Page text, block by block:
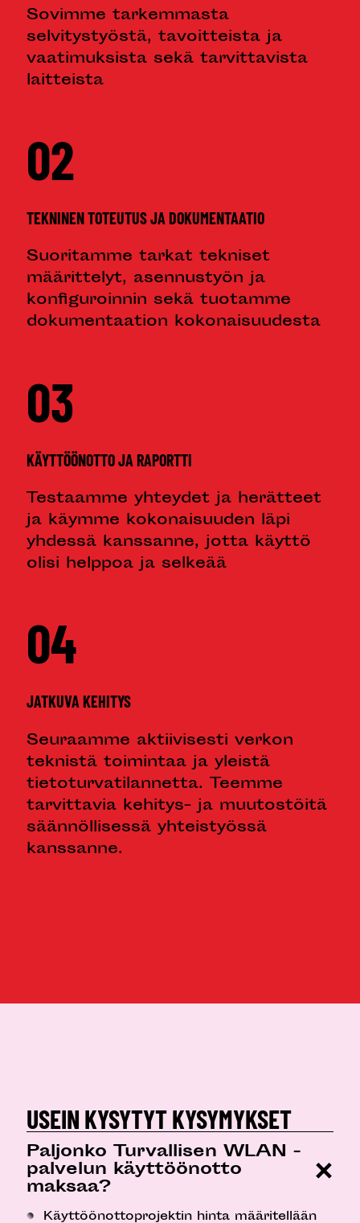
Sovimme tarkemmasta
selvitystyöstä, tavoitteista ja
vaatimuksista sekä tarvittavista
laitteista
02
TEKNINEN TOTEUTUS JA DOKUMENTAATIO
Suoritamme tarkat tekniset
määrittelyt, asennustyön ja
konfiguroinnin sekä tuotamme
dokumentaation kokonaisuudesta
03
KÄYTTÖÖNOTTO JA RAPORTTI
Testaamme yhteydet ja herätteet
ja käymme kokonaisuuden läpi
yhdessä kanssanne, jotta käyttö
olisi helppoa ja selkeää
04
JATKUVA KEHITYS
Seuraamme aktiivisesti verkon
teknistä toimintaa ja yleistä
tietoturvatilannetta. Teemme
tarvittavia kehitys- ja muutostöitä
säännöllisessä yhteistyössä
kanssanne.
USEIN KYSYTYT KYSYMYKSET
Paljonko Turvallisen WLAN -
palvelun käyttöönotto
maksaa?
Käyttöönottoprojektin hinta määritellään